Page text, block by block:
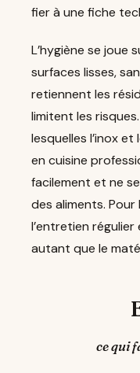
fier à une fiche
L’hygiène se joue
surfaces lisses,
retiennent les
limitent les
lesquelles l’inox
en cuisine
facilement et ne
des aliments.
l’entretien
autant que le
ce qui